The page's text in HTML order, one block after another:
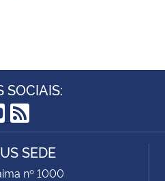
SOCIAIS:
RSS
SEDE
nº 1000